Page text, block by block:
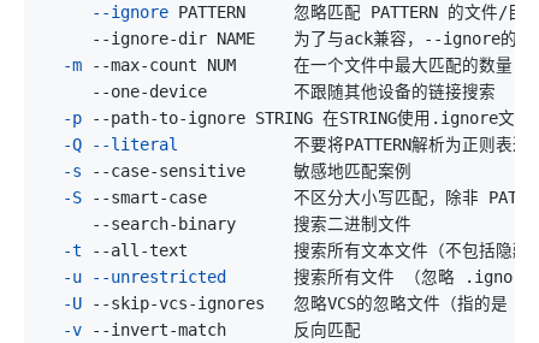
--ignore
-m --max-count NUM      在一个文件中最大匹配的数量
-p
-Q
--literal
-s
-S
-t
-u
--unrestricted
-U
-v